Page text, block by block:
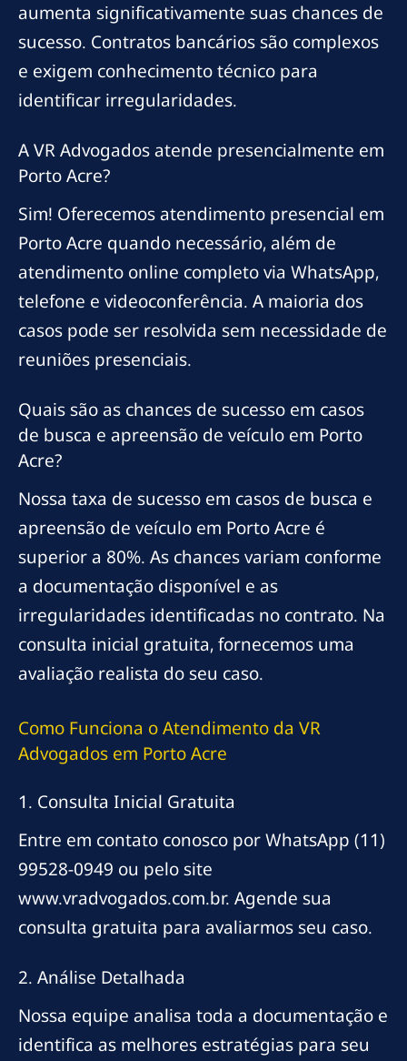
aumenta significativamente suas chances de
sucesso. Contratos bancários são complexos
e exigem conhecimento técnico para
identificar irregularidades.
A VR Advogados atende presencialmente em
Porto Acre?
Sim! Oferecemos atendimento presencial em
Porto Acre quando necessário, além de
atendimento online completo via WhatsApp,
telefone e videoconferência. A maioria dos
casos pode ser resolvida sem necessidade de
reuniões presenciais.
Quais são as chances de sucesso em casos
de busca e apreensão de veículo em Porto
Acre?
Nossa taxa de sucesso em casos de busca e
apreensão de veículo em Porto Acre é
superior a 80%. As chances variam conforme
a documentação disponível e as
irregularidades identificadas no contrato. Na
consulta inicial gratuita, fornecemos uma
avaliação realista do seu caso.
Como Funciona o Atendimento da VR
Advogados em Porto Acre
1. Consulta Inicial Gratuita
Entre em contato conosco por WhatsApp (11)
99528-0949 ou pelo site
www.vradvogados.com.br. Agende sua
consulta gratuita para avaliarmos seu caso.
2. Análise Detalhada
Nossa equipe analisa toda a documentação e
identifica as melhores estratégias para seu